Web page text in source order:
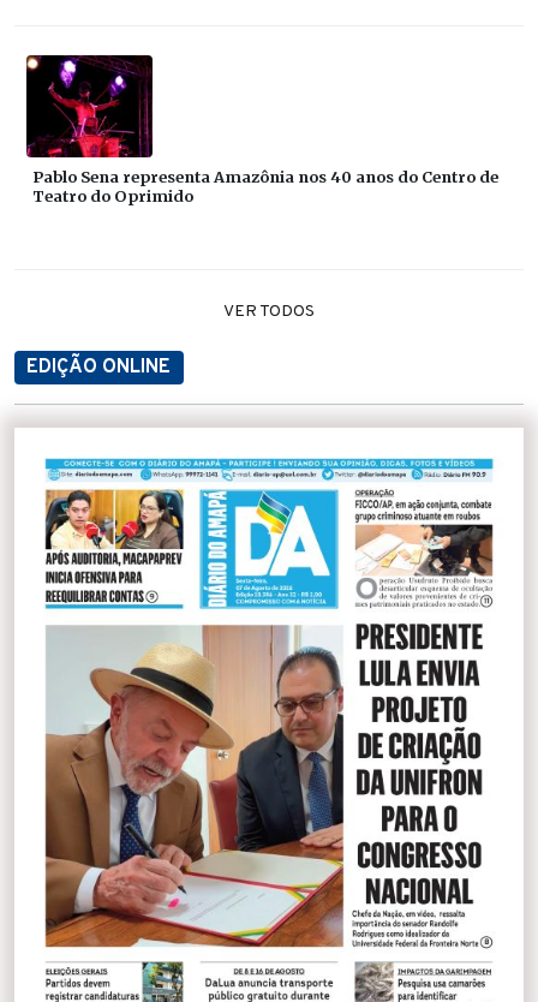
Pablo Sena representa Amazônia nos 40 anos do Centro de
Teatro do Oprimido
VER TODOS
EDIÇÃO ONLINE